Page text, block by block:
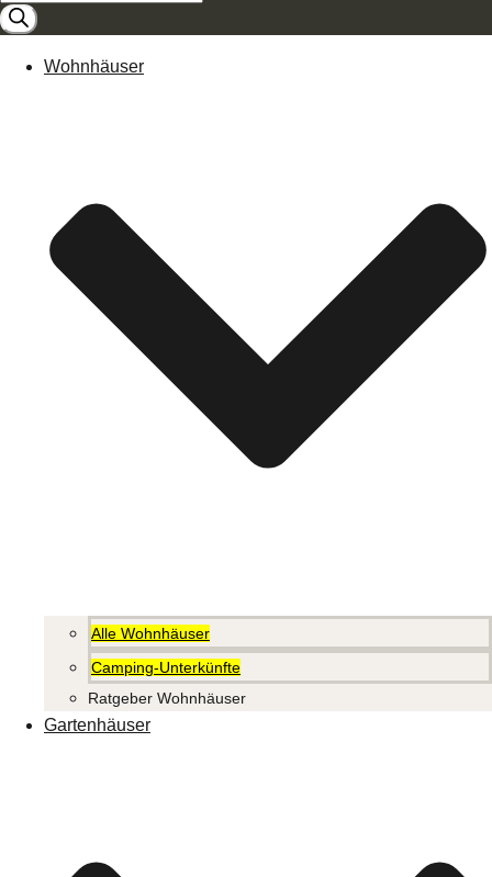
search
Wohnhäuser
Alle Wohnhäuser
Camping-Unterkünfte
Ratgeber Wohnhäuser
Gartenhäuser